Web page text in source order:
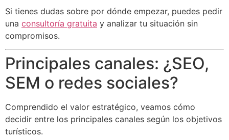
Si tienes dudas sobre por dónde empezar, puedes pedir
una consultoría gratuita y analizar tu situación sin
compromisos.
Principales canales: ¿SEO,
SEM o redes sociales?
Comprendido el valor estratégico, veamos cómo
decidir entre los principales canales según los objetivos
turísticos.